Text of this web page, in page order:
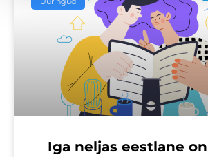
Iga neljas eestlane